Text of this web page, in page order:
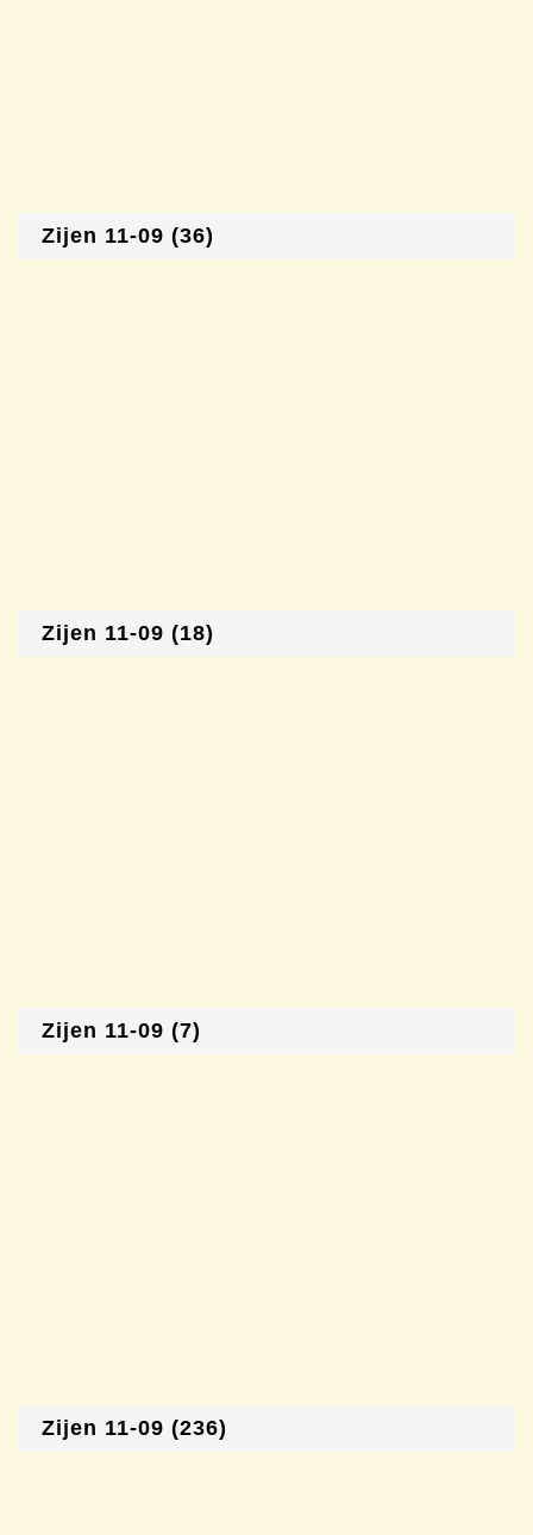
Zijen 11-09 (36)
Zijen 11-09 (18)
Zijen 11-09 (7)
Zijen 11-09 (236)